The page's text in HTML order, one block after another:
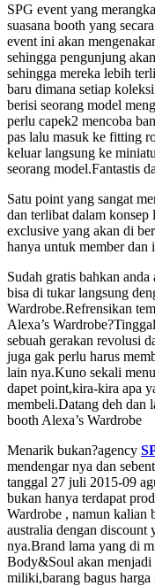
SPG event yang
suasana booth yang
event ini akan
sehingga pengunjung
sehingga mereka lebih
baru dimana setiap
berisi seorang model
perlu capek2 mencoba
pas lalu masuk ke fitting
keluar langsung ke
seorang model.Fantastis
Satu point yang sangat
dan terlibat dalam
exclusive yang akan di
hanya untuk member
Sudah gratis bahkan
bisa di tukar langsung
Wardrobe.Refrensikan
Alexa’s
sebuah gerakan revolusi
juga gak perlu harus
lain nya.Kuno sekali
dapet point,kira-kira apa
membeli.Datang deh dan
booth Alexa’s Wardrobe
Menarik bukan?agency
mendengar nya dan
tanggal 27 juli 2015-09
bukan hanya terdapat
Wardrobe , namun kalian
australia dengan discount
nya.Brand lama yang di
Body&Soul akan menjadi
miliki,barang bagus harga